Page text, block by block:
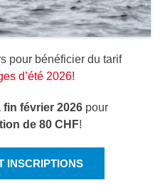
pour bénéficier du tarif
d’été 2026!
fin février 2026pour
de 80 CHF!
INSCRIPTIONS